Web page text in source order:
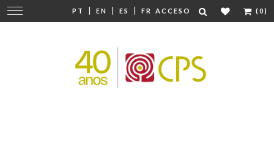
PT | EN | ES | FR ACCESO (0)
Cambiar
navegación